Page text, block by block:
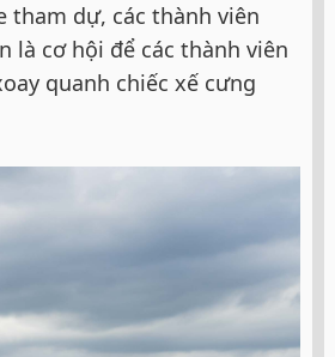
tham dự, các thành viên
là cơ hội để các thành viên
quanh chiếc xế cưng